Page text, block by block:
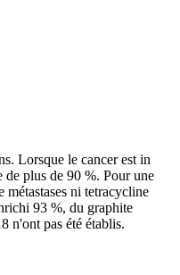
Lorsque le cancer est in
de plus de 90 %. Pour une
métastases ni tetracycline
93 %, du graphite
n'ont pas été établis.